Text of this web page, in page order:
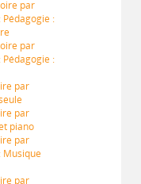
par
:
par
:
par
par
piano
par
Musique
par